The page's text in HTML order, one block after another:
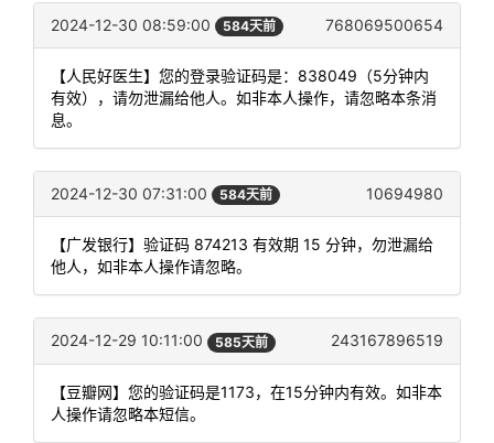
2024-12-30 08:59:00 584天前 768069500654
【人民好医生】您的登录验证码是：838049（5分钟内
有效），请勿泄漏给他人。如非本人操作，请忽略本条消
息。
2024-12-30 07:31:00 584天前 10694980
【广发银行】验证码 874213 有效期 15 分钟，勿泄漏给
他人，如非本人操作请忽略。
2024-12-29 10:11:00 585天前 243167896519
【豆瓣网】您的验证码是1173，在15分钟内有效。如非本
人操作请忽略本短信。